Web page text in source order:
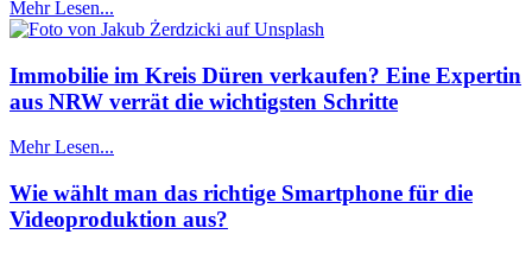
Mehr Lesen...
Immobilie im Kreis Düren verkaufen? Eine Expertin
aus NRW verrät die wichtigsten Schritte
Mehr Lesen...
Wie wählt man das richtige Smartphone für die
Videoproduktion aus?